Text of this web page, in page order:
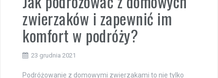
zwierzaków i zapewnić im
komfort w podróży?
23 grudnia 2021
Podróżowanie z domowymi zwierzakami to nie tylko